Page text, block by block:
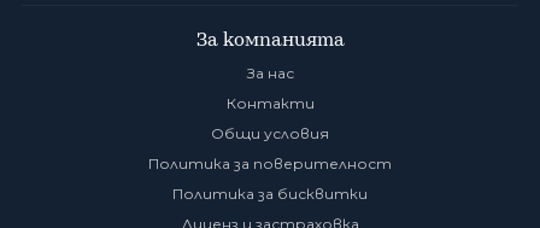
За компанията
За нас
Контакти
Общи условия
Политика за поверителност
Политика за бисквитки
Лиценз и застраховка